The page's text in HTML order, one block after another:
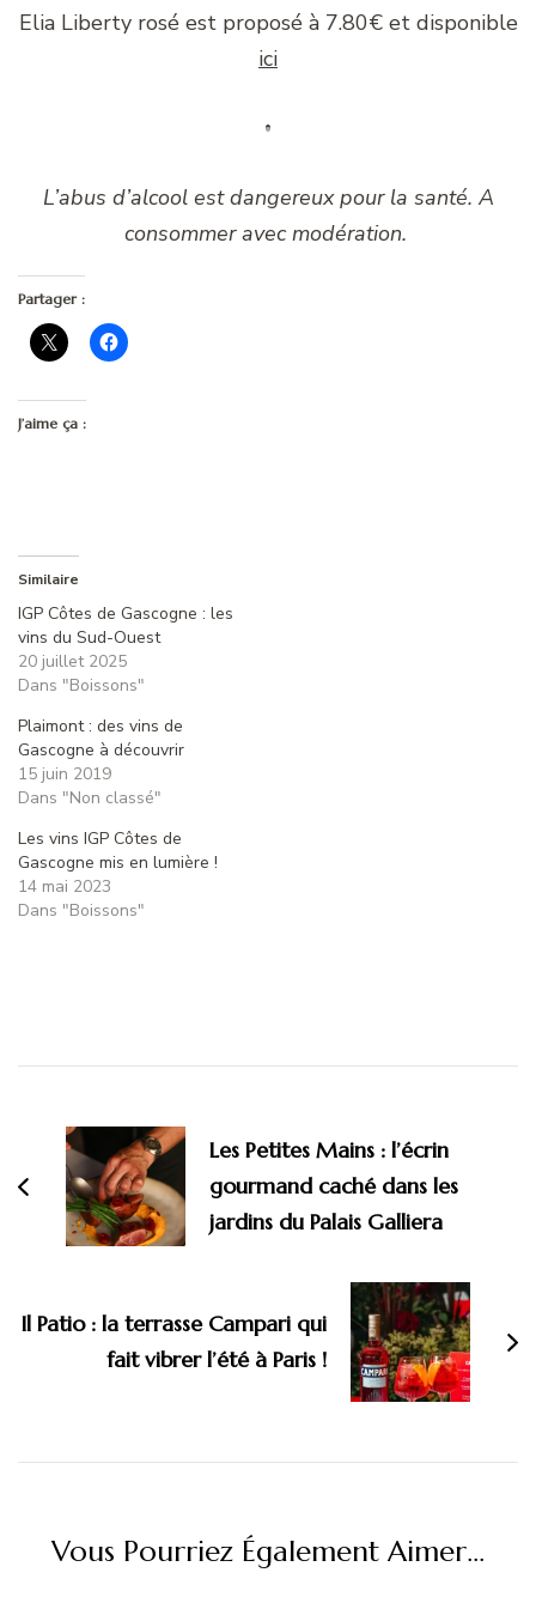
Elia Liberty rosé est proposé à 7.80€ et disponible
ici
L’abus d’alcool est dangereux pour la santé. A
consommer avec modération.
Partager :
J’aime ça :
Similaire
IGP Côtes de Gascogne : les
vins du Sud-Ouest
20 juillet 2025
Dans "Boissons"
Plaimont : des vins de
Gascogne à découvrir
15 juin 2019
Dans "Non classé"
Les vins IGP Côtes de
Gascogne mis en lumière !
14 mai 2023
Dans "Boissons"
d'article
Les Petites Mains : l’écrin
gourmand caché dans les
jardins du Palais Galliera
Il Patio : la terrasse Campari qui
fait vibrer l’été à Paris !
Vous Pourriez Également Aimer...